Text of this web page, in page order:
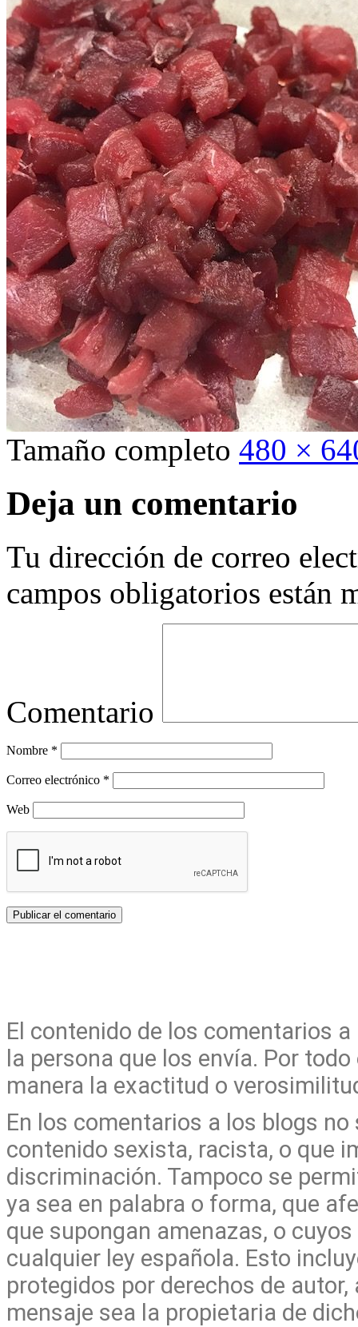
Tamaño completo 480 ×
Deja un comentario
Tu dirección de correo
campos obligatorios están
Comentario
Nombre *
Correo electrónico *
Web
El contenido de los comentarios
la persona que los envía. Por
manera la exactitud o
En los comentarios a los blogs
contenido sexista, racista, o que
discriminación. Tampoco se
ya sea en palabra o forma, que
que supongan amenazas, o
cualquier ley española. Esto
protegidos por derechos de
mensaje sea la propietaria de